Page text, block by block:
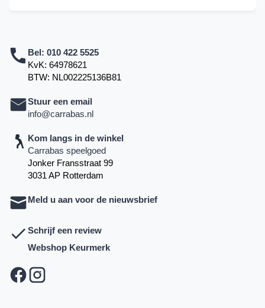
Bel: 010 422 5525
KvK: 64978621
BTW: NL002225136B81
Stuur een email
info@carrabas.nl
Kom langs in de winkel
Carrabas speelgoed
Jonker Fransstraat 99
3031 AP Rotterdam
Meld u aan voor de nieuwsbrief
Schrijf een review
Webshop Keurmerk